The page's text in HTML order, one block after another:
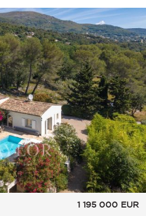
1 195 000 EUR